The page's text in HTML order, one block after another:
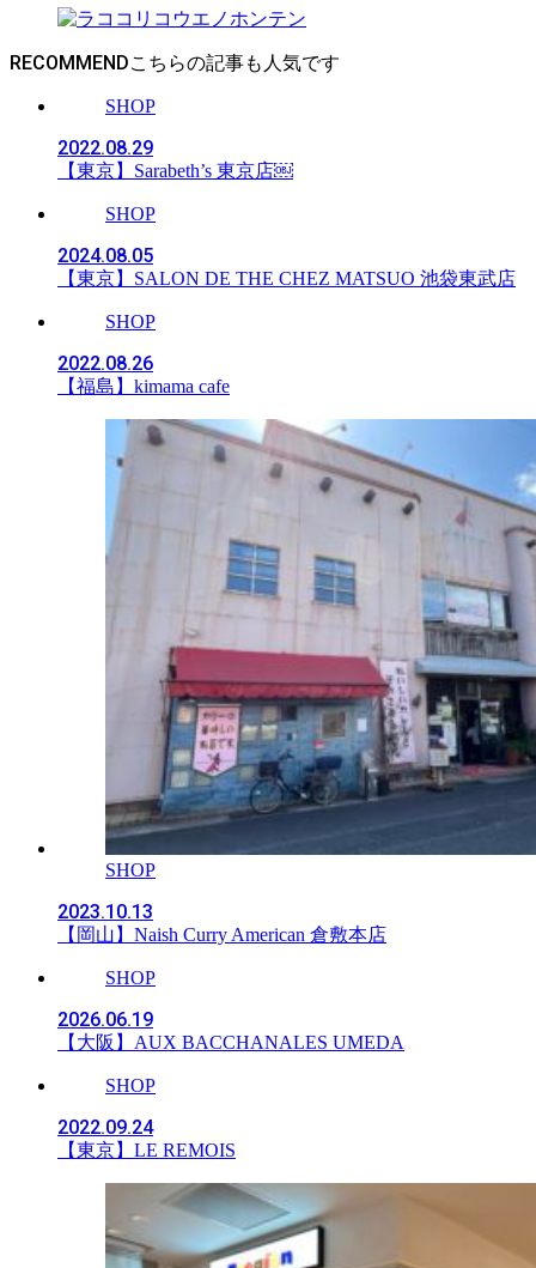
RECOMMEND
SHOP
2022.08.29
【東京】Sarabeth’s 東京店￼
SHOP
2024.08.05
【東京】SALON DE THE CHEZ MATSUO 池袋東武店
SHOP
2022.08.26
【福島】kimama cafe
SHOP
2023.10.13
【岡山】Naish Curry American 倉敷本店
SHOP
2026.06.19
【大阪】AUX BACCHANALES UMEDA
SHOP
2022.09.24
【東京】LE REMOIS